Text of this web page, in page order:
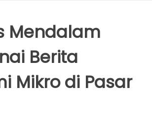
Mendalam
Berita
Mikro di Pasar